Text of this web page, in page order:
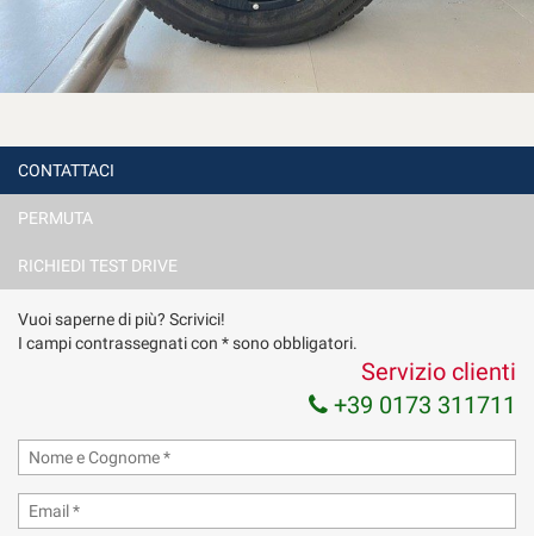
CONTATTACI
PERMUTA
RICHIEDI TEST DRIVE
Vuoi saperne di più? Scrivici!
I campi contrassegnati con * sono obbligatori.
Servizio clienti
+39 0173 311711